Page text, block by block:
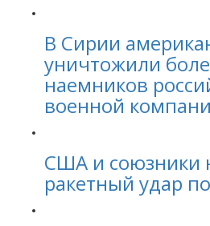
В Сирии
уничтожили
наемников
военной
США и союзники
ракетный удар